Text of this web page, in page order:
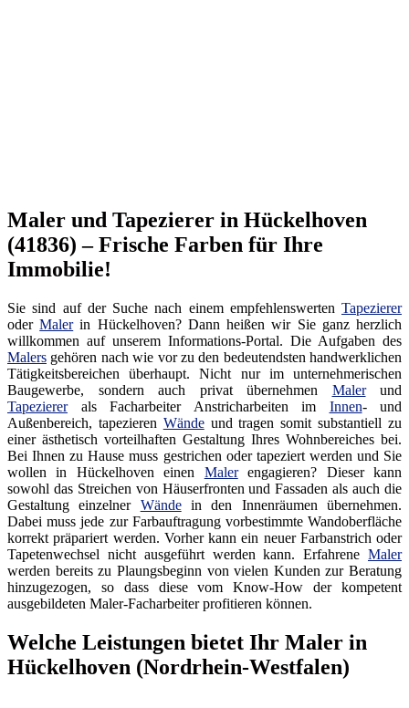
Maler und Tapezierer in Hückelhoven
(41836) – Frische Farben für Ihre
Immobilie!
Sie sind auf der Suche nach einem empfehlenswerten Tapezierer
oderMalerin Hückelhoven? Dann heißen wir Sie ganz herzlich
willkommen auf unserem Informations-Portal. Die Aufgaben des
Malers gehören nach wie vor zu den bedeutendsten handwerklichen
Tätigkeitsbereichen überhaupt. Nicht nur im unternehmerischen
Baugewerbe, sondern auch privat übernehmen Malerund
Tapeziererals Facharbeiter Anstricharbeiten im Innen- und
Außenbereich, tapezieren Wändeund tragen somit substantiell zu
einer ästhetisch vorteilhaften Gestaltung Ihres Wohnbereiches bei.
Bei Ihnen zu Hause muss gestrichen oder tapeziert werden und Sie
wollen in Hückelhoven einen Malerengagieren? Dieser kann
sowohl das Streichen von Häuserfronten und Fassaden als auch die
Gestaltung einzelner Wändein den Innenräumen übernehmen.
Dabei muss jede zur Farbauftragung vorbestimmte Wandoberfläche
korrekt präpariert werden. Vorher kann ein neuer Farbanstrich oder
Tapetenwechsel nicht ausgeführt werden kann. Erfahrene Maler
werden bereits zu Plaungsbeginn von vielen Kunden zur Beratung
hinzugezogen, so dass diese vom Know-How der kompetent
ausgebildeten Maler-Facharbeiter profitieren können.
Welche Leistungen bietet Ihr Maler in
Hückelhoven (Nordrhein-Westfalen)